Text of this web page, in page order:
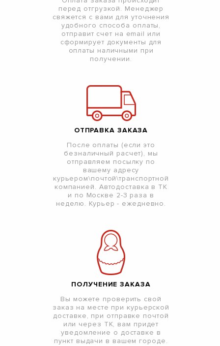
перед отгрузкой. Менеджер
свяжется с вами для уточнения
удобного способа оплаты,
отправит счет на email или
сформирует документы для
оплаты наличными при
получении.
ОТПРАВКА ЗАКАЗА
После оплаты (если это
безналичный расчет), мы
отправляем посылку по
вашему адресу
курьером\почтой\транспортной
компанией. Автодоставка в ТК
и по Москве 2-3 раза в
неделю. Курьер - ежедневно.
ПОЛУЧЕНИЕ ЗАКАЗА
Вы можете проверить свой
заказ на месте при курьерской
доставке, при отправке почтой
или через ТК, вам придет
уведомление о доставке в
пункт выдачи в вашем городе.